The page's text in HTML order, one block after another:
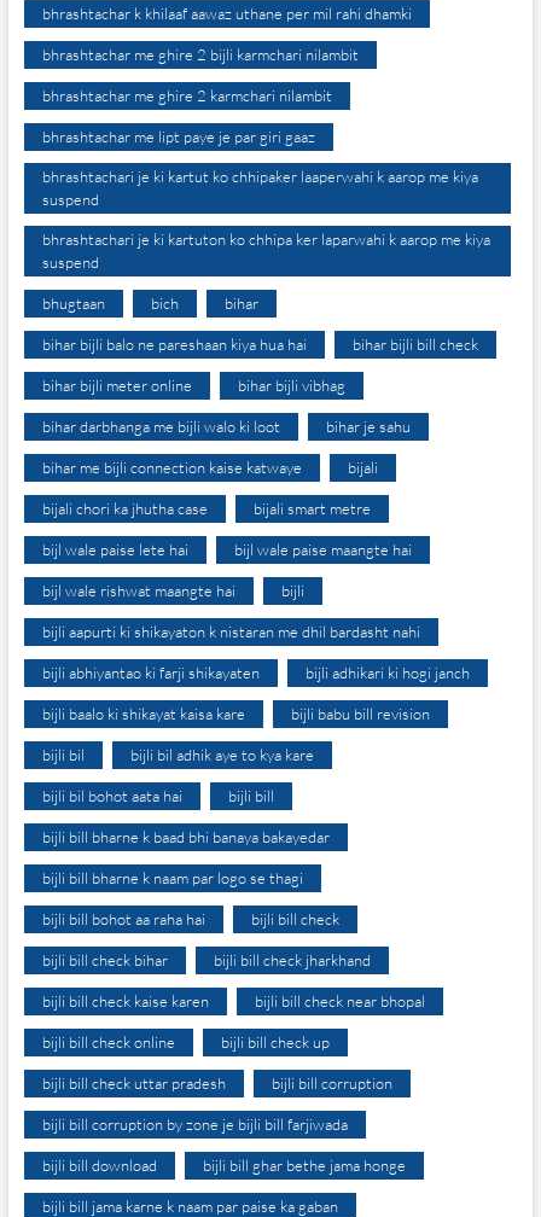
bhrashtachar k khilaaf aawaz uthane per mil rahi dhamki
bhrashtachar me ghire 2 bijli karmchari nilambit
bhrashtachar me ghire 2 karmchari nilambit
bhrashtachar me lipt paye je par giri gaaz
bhrashtachari je ki kartut ko chhipaker laaperwahi k aarop me kiya
suspend
bhrashtachari je ki kartuton ko chhipa ker laparwahi k aarop me kiya
suspend
bhugtaan bich bihar
bihar bijli balo ne pareshaan kiya hua hai bihar bijli bill check
bihar bijli meter online bihar bijli vibhag
bihar darbhanga me bijli walo ki loot bihar je sahu
bihar me bijli connection kaise katwaye bijali
bijali chori ka jhutha case bijali smart metre
bijl wale paise lete hai bijl wale paise maangte hai
bijl wale rishwat maangte hai bijli
bijli aapurti ki shikayaton k nistaran me dhil bardasht nahi
bijli abhiyantao ki farji shikayaten bijli adhikari ki hogi janch
bijli baalo ki shikayat kaisa kare bijli babu bill revision
bijli bil bijli bil adhik aye to kya kare
bijli bil bohot aata hai bijli bill
bijli bill bharne k baad bhi banaya bakayedar
bijli bill bharne k naam par logo se thagi
bijli bill bohot aa raha hai bijli bill check
bijli bill check bihar bijli bill check jharkhand
bijli bill check kaise karen bijli bill check near bhopal
bijli bill check online bijli bill check up
bijli bill check uttar pradesh bijli bill corruption
bijli bill corruption by zone je bijli bill farjiwada
bijli bill download bijli bill ghar bethe jama honge
bijli bill jama karne k naam par paise ka gaban